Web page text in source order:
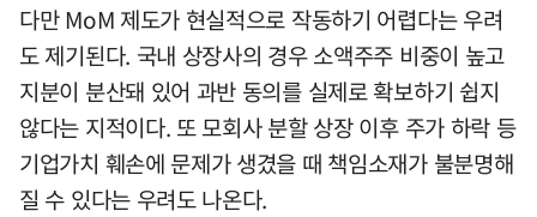
다만 MoM 제도가 현실적으로 작동하기 어렵다는 우려
도 제기된다. 국내 상장사의 경우 소액주주 비중이 높고
지분이 분산돼 있어 과반 동의를 실제로 확보하기 쉽지
않다는 지적이다. 또 모회사 분할 상장 이후 주가 하락 등
기업가치 훼손에 문제가 생겼을 때 책임소재가 불분명해
질 수 있다는 우려도 나온다.